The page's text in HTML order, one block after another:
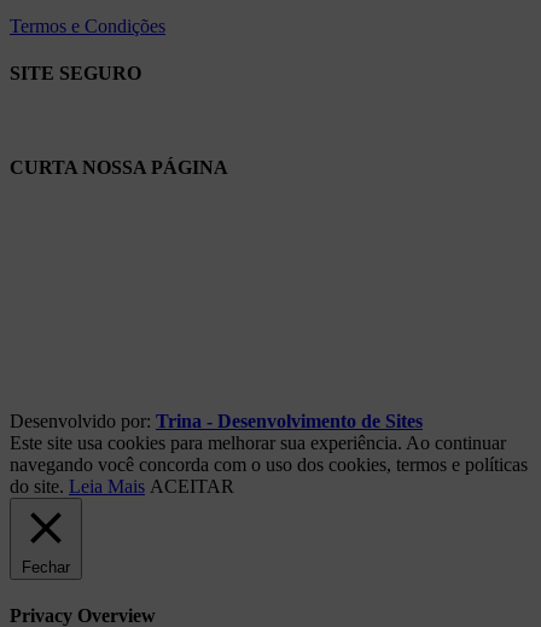
Termos e Condições
SITE SEGURO
CURTA NOSSA PÁGINA
Desenvolvido por: Trina - Desenvolvimento de Sites
Este site usa cookies para melhorar sua experiência. Ao continuar
navegando você concorda com o uso dos cookies, termos e políticas
do site. Leia Mais ACEITAR
Fechar
Privacy Overview